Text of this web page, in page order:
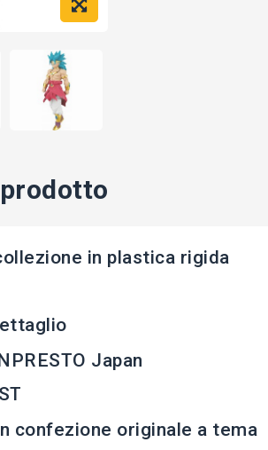
in plastica rigida
Japan
confezione originale a tema